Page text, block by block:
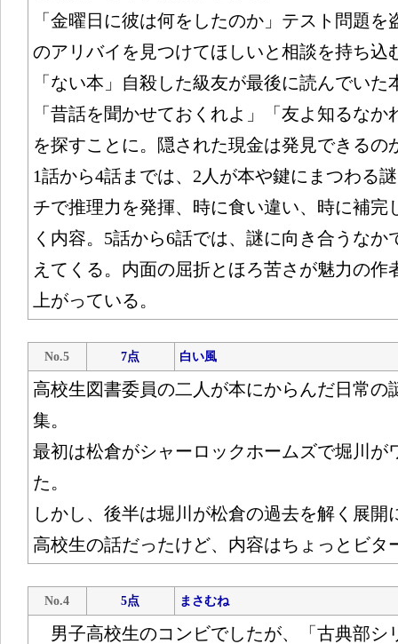
「金曜日に彼は何をしたのか」テスト問題
のアリバイを見つけてほしいと相談を持ち込
「ない本」自殺した級友が最後に読んでいた
「昔話を聞かせておくれよ」「友よ知るな
を探すことに。隠された現金は発見できるの
1話から4話までは、2人が本や鍵にまつわる
チで推理力を発揮、時に食い違い、時に補完
く内容。5話から6話では、謎に向き合うな
えてくる。内面の屈折とほろ苦さが魅力の作
上がっている。
No.5 7点 白い風
高校生図書委員の二人が本にからんだ日常の
集。
最初は松倉がシャーロックホームズで堀川が
た。
しかし、後半は堀川が松倉の過去を解く展開
高校生の話だったけど、内容はちょっとビタ
No.4 5点 まさむね
男子高校生のコンビでしたが、「古典部シ